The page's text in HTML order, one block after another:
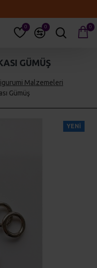
0 0 0
Malzemeleri
Gümüş
GÜMÜŞ
YENI